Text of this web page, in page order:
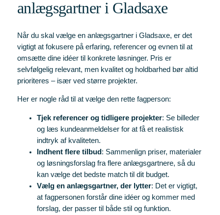
anlægsgartner i Gladsaxe
Når du skal vælge en anlægsgartner i Gladsaxe, er det
vigtigt at fokusere på erfaring, referencer og evnen til at
omsætte dine idéer til konkrete løsninger. Pris er
selvfølgelig relevant, men kvalitet og holdbarhed bør altid
prioriteres – især ved større projekter.
Her er nogle råd til at vælge den rette fagperson:
Tjek referencer og tidligere projekter: Se billeder
og læs kundeanmeldelser for at få et realistisk
indtryk af kvaliteten.
Indhent flere tilbud : Sammenlign priser, materialer
og løsningsforslag fra flere anlægsgartnere, så du
kan vælge det bedste match til dit budget.
Vælg en anlægsgartner, der lytter: Det er vigtigt,
at fagpersonen forstår dine idéer og kommer med
forslag, der passer til både stil og funktion.